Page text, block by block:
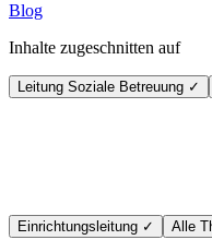
Blog
Inhalte zugeschnitten auf
Leitung Soziale Betreuung ✓
Einrichtungsleitung ✓ Alle